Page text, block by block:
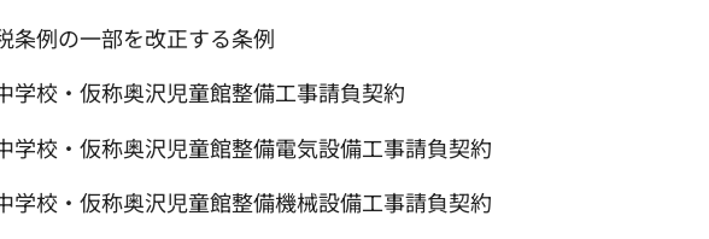
条例の一部を改正する条例
学校・仮称奥沢児童館整備工事請負契約
学校・仮称奥沢児童館整備電気設備工事請負契約
学校・仮称奥沢児童館整備機械設備工事請負契約